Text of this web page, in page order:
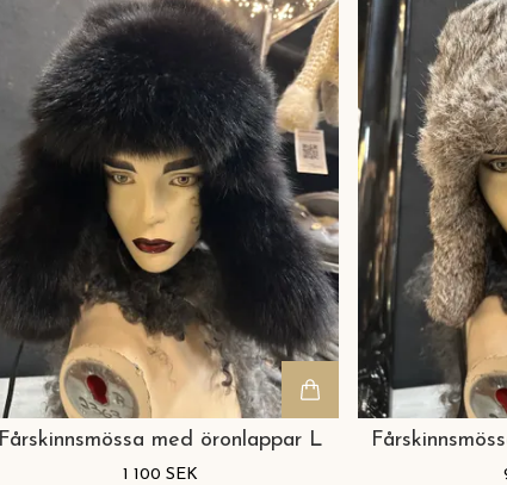
Fårskinnsmössa med öronlappar L
1 100 SEK